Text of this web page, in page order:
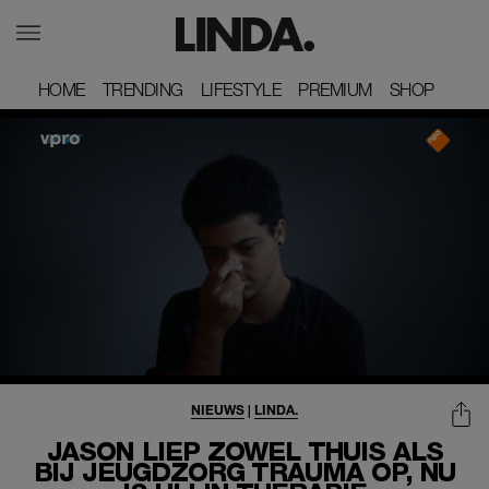
HOME
HOME TRENDING
TRENDING LIFESTYLE
LIFESTYLE PREMIUM
PREMIUM SHOP
SHOP
JASON LIEP ZOWEL THUIS ALS
BIJ JEUGDZORG TRAUMA OP, NU
NIEUWS | LINDA.